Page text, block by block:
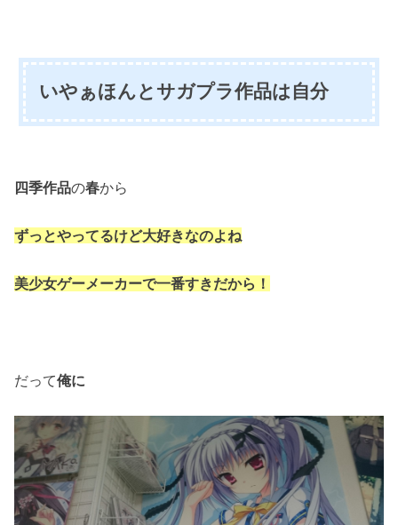
いやぁほんとサガプラ作品は自分
四季作品の春から
ずっとやってるけど大好きなのよね
美少女ゲーメーカーで一番すきだから！
だって俺に